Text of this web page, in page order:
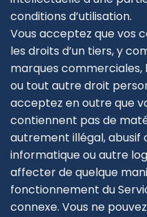
conditions d’utilisation.
Vous acceptez que vos
les droits d’un tiers, y
marques commerciales,
ou tout autre droit
acceptez en outre que
contiennent pas de
autrement illégal, abusif
informatique ou autre
affecter de quelque
fonctionnement du
connexe. Vous ne